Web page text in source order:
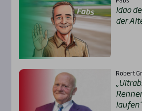
Idao
der
Robert
lau­fen“